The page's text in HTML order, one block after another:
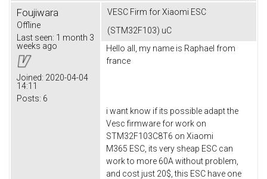
Foujiwara
Offline
Last seen: 1 month 3
weeks ago
Joined: 2020-04-04
14:11
Posts: 6
VESC Firm for Xiaomi ESC
(STM32F103) uC
Hello all, my name is Raphael from
france
i want know if its possible adapt the
Vesc firmware for work on
STM32F103C8T6 on Xiaomi
M365 ESC, its very sheap ESC can
work to more 60A without problem,
and cost just 20$, this ESC have one